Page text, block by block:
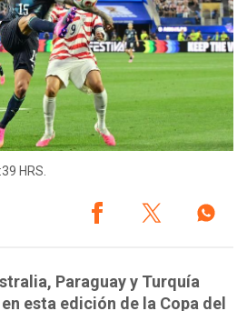
HRS.
Paraguay y Turquía
esta edición de la Copa del